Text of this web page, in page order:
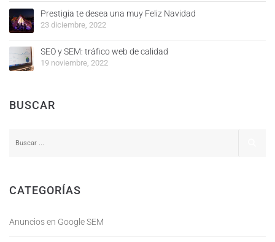
Prestigia te desea una muy Feliz Navidad
23 diciembre, 2022
SEO y SEM: tráfico web de calidad
19 noviembre, 2022
BUSCAR
CATEGORÍAS
Anuncios en Google SEM